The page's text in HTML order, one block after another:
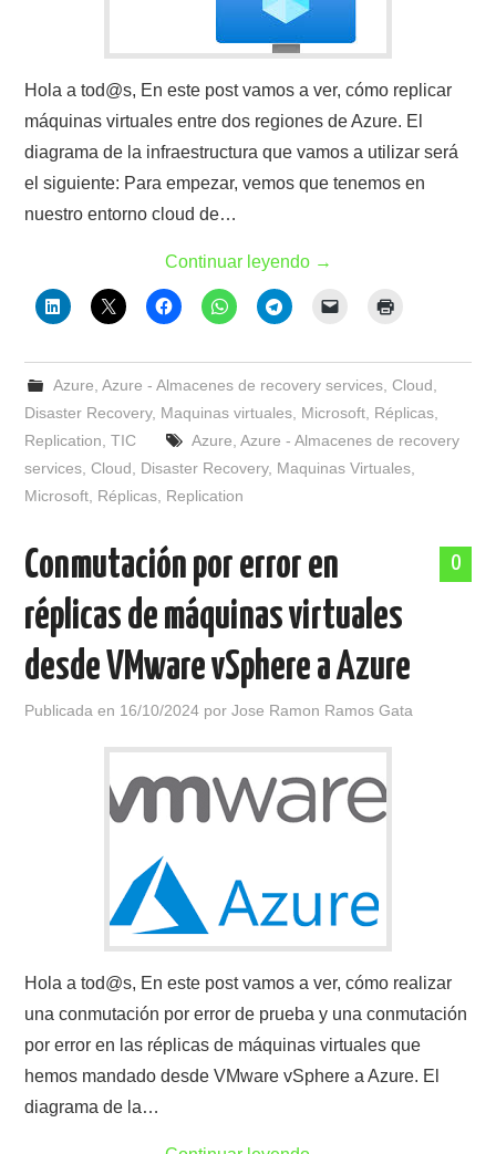
Hola a tod@s, En este post vamos a ver, cómo replicar
máquinas virtuales entre dos regiones de Azure. El
diagrama de la infraestructura que vamos a utilizar será
el siguiente: Para empezar, vemos que tenemos en
nuestro entorno cloud de…
Continuar leyendo →
Azure Azure - Almacenes de recovery services, Cloud
Disaster Recovery, Maquinas virtuales Microsoft Réplicas
Replication ,TIC Azure Azure - Almacenes de recovery
services ,Cloud Disaster Recovery, Maquinas Virtuales
Microsoft Réplicas Replication
0
Conmutación por error en
réplicas de máquinas virtuales
desde VMware vSphere a Azure
Publicada en 16/10/2024 porJose Ramon Ramos Gata
Hola a tod@s, En este post vamos a ver, cómo realizar
una conmutación por error de prueba y una conmutación
por error en las réplicas de máquinas virtuales que
hemos mandado desde VMware vSphere a Azure. El
diagrama de la…